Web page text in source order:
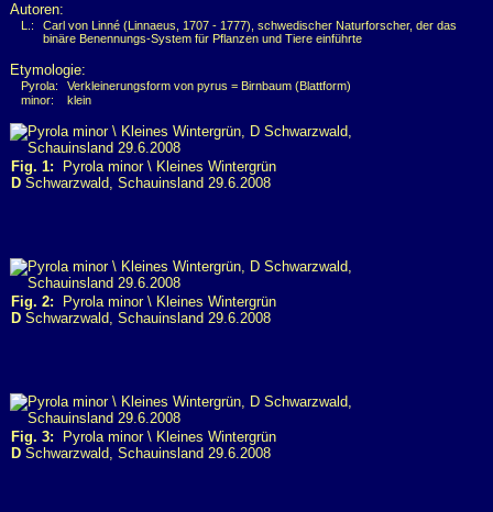
Autoren:
L.:
Carl von Linné (Linnaeus, 1707 - 1777), schwedischer Naturforscher, der das
binäre Benennungs-System für Pflanzen und Tiere einführte
Etymologie:
Pyrola:
Verkleinerungsform von pyrus = Birnbaum (Blattform)
minor:
klein
Fig. 1: Pyrola minor \ Kleines Wintergrün
D Schwarzwald, Schauinsland 29.6.2008
Fig. 2: Pyrola minor \ Kleines Wintergrün
D Schwarzwald, Schauinsland 29.6.2008
Fig. 3: Pyrola minor \ Kleines Wintergrün
D Schwarzwald, Schauinsland 29.6.2008